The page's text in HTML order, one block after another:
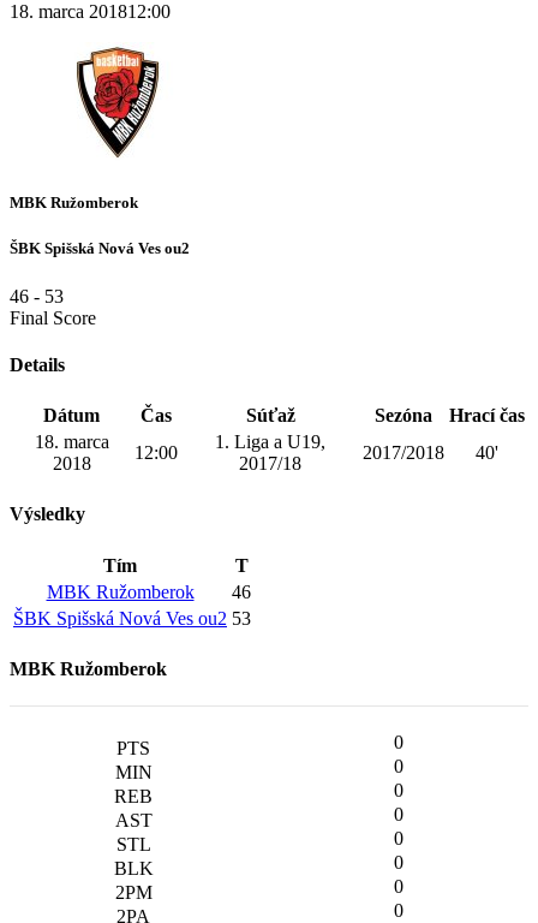
18. marca 201812:00
MBK Ružomberok
ŠBK Spišská Nová Ves ou2
46 - 53
Final Score
Details
Dátum Čas Súťaž Sezóna
Hrací čas
18. marca
2018
12:00
1. Liga a U19,
2017/18
2017/2018 40'
Výsledky
Tím
T
MBK Ružomberok
46
ŠBK Spišská Nová Ves ou2 53
MBK Ružomberok
0
0
0
0
0
0
0
0